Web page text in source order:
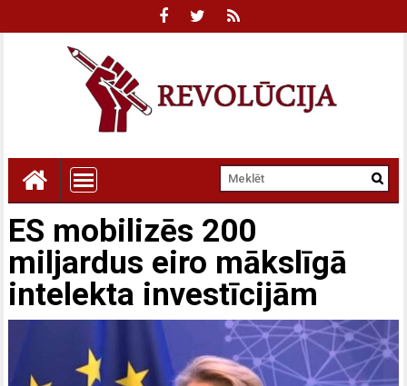
ES mobilizēs 200
miljardus eiro mākslīgā
intelekta investīcijām